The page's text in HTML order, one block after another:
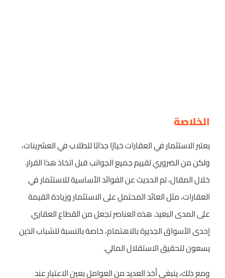
الخلاصة
يعتبر الاستثمار في العقارات خيارًا جذابًا للطلاب في العشرينات،
ولكن من الضروري تقييم جميع الجوانب قبل اتخاذ هذا القرار.
خلال المقال، تم الحديث عن الفوائد الأساسية للاستثمار في
العقارات، مثل العائد المحتمل على الاستثمار وزيادة القيمة
على المدى البعيد. هذه العناصر تجعل من القطاع العقاري
إحدى الأسواق الجديرة بالاهتمام، خاصة بالنسبة للشباب الذين
يسعون لتحقيق الاستقلال المالي.
ومع ذلك، ينبغي أخذ العديد من العوامل بعين الاعتبار عند